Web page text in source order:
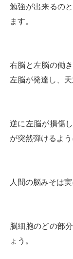
勉強が出来るの
ます。
右脳と左脳の働
左脳が発達し、
逆に左脳が損傷
が突然弾けるよう
人間の脳みそは
脳細胞のどの部
ょう。